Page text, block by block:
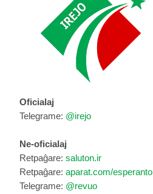
Oficialaj
Telegrame: @irejo
Ne-oficialaj
Retpaĝare: saluton.ir
Retpaĝare: aparat.com/esperanto
Telegrame: @revuo